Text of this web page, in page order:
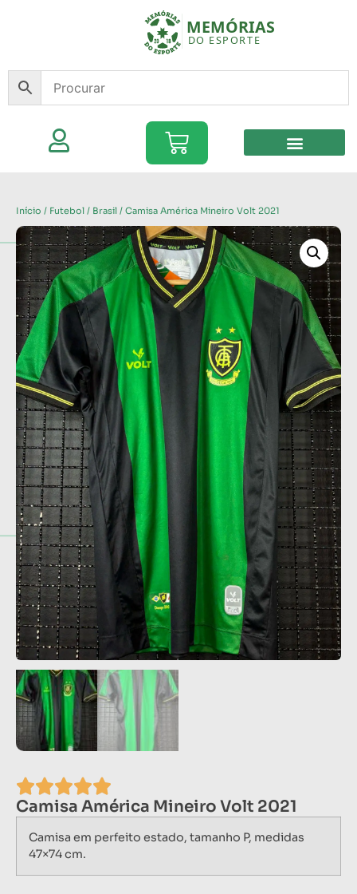
Início / Futebol / Brasil / Camisa América Mineiro Volt 2021
Camisa América Mineiro Volt 2021
Camisa em perfeito estado, tamanho P, medidas
47×74 cm.